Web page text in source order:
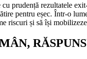
cu prudență rezultatele
pentru eșec. Într-o
riscuri și să își